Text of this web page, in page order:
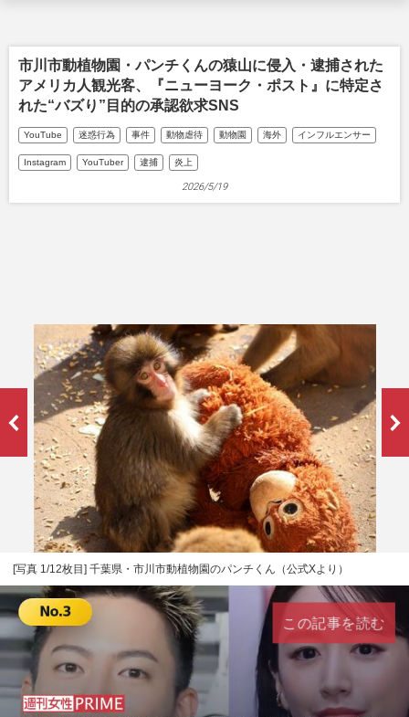
市川市動植物園・パンチくんの猿山に侵入・逮捕された
アメリカ人観光客、『ニューヨーク・ポスト』に特定さ
れた“バズり”目的の承認欲求SNS
YouTube 迷惑行為 事件 動物虐待 動物園 海外 インフルエンサー
Instagram YouTuber 逮捕 炎上
2026/5/19
[写真 1/12枚目] 千葉県・市川市動植物園のパンチくん（公式Xより）
この記事を読む